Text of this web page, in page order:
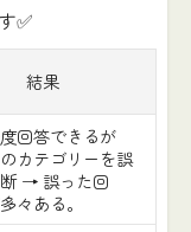
✅
結果
回答できるが
のカテゴリーを誤
→ 誤った回
々ある。